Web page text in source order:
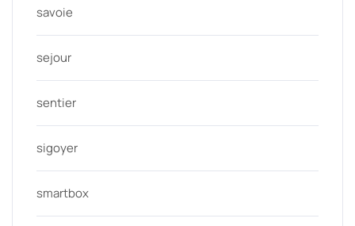
savoie
sejour
sentier
sigoyer
smartbox